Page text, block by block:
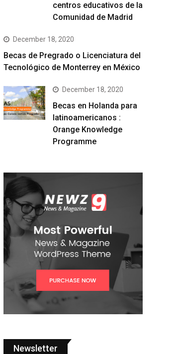
centros educativos de la
Comunidad de Madrid
December 18, 2020
Becas de Pregrado o Licenciatura del
Tecnológico de Monterrey en México
December 18, 2020
Becas en Holanda para
latinoamericanos :
Orange Knowledge
Programme
Newsletter